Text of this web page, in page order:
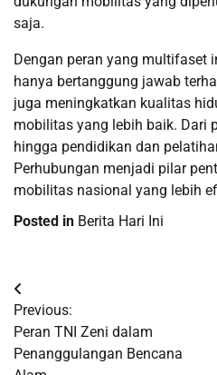
saja.
Dengan peran yang multifaset
hanya bertanggung jawab
juga meningkatkan kualitas
mobilitas yang lebih baik. Dari
hingga pendidikan dan
Perhubungan menjadi pilar
mobilitas nasional yang lebih
Posted in Berita Hari Ini
Post
navigation
Previous:
Peran TNI Zeni dalam
Penanggulangan Bencana